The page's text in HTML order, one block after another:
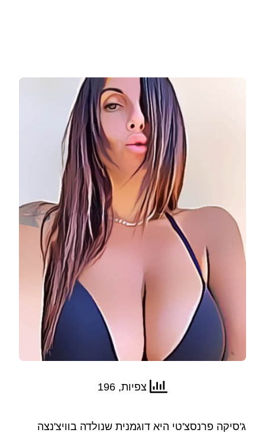
צפיות, 196
ג'סיקה פרנסצ'טי היא דוגמנית שנולדה בוויצ'נצה